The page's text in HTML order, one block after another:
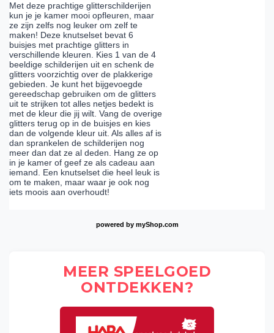
Met deze prachtige glitterschilderijen
kun je je kamer mooi opfleuren, maar
ze zijn zelfs nog leuker om zelf te
maken! Deze knutselset bevat 6
buisjes met prachtige glitters in
verschillende kleuren. Kies 1 van de 4
beeldige schilderijen uit en schenk de
glitters voorzichtig over de plakkerige
gebieden. Je kunt het bijgevoegde
gereedschap gebruiken om de glitters
uit te strijken tot alles netjes bedekt is
met de kleur die jij wilt. Vang de overige
glitters terug op in de buisjes en kies
dan de volgende kleur uit. Als alles af is
dan sprankelen de schilderijen nog
meer dan dat ze al deden. Hang ze op
in je kamer of geef ze als cadeau aan
iemand. Een knutselset die heel leuk is
om te maken, maar waar je ook nog
iets moois aan overhoudt!
powered by myShop.com
MEER SPEELGOED
ONTDEKKEN?